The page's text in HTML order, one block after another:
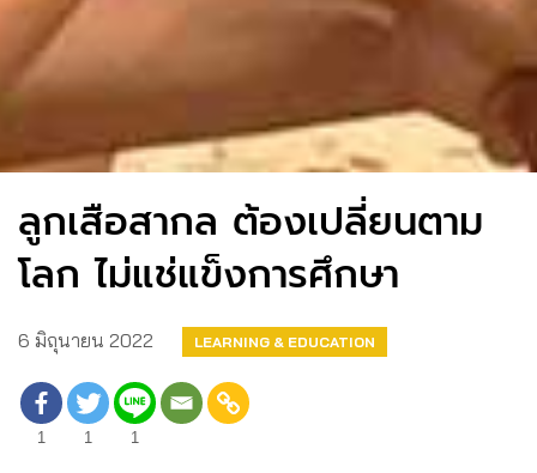
ลูกเสือสากล ต้องเปลี่ยนตาม
โลก ไม่แช่แข็งการศึกษา
6 มิถุนายน 2022 LEARNING & EDUCATION
1 1 1